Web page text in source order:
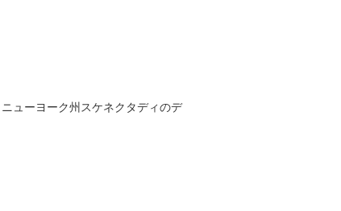
ューヨーク州スケネクタディのデ